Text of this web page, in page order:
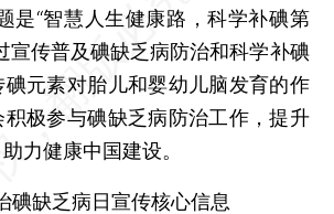
是“智慧人生健康路，科学补碘第
宣传普及碘缺乏病防治和科学补碘
元素对胎儿和婴幼儿脑发育的作
积极参与碘缺乏病防治工作，提升
力健康中国建设。
碘缺乏病日宣传核心信息